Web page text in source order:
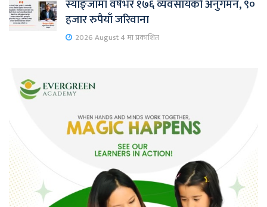
स्याङ्जामा वर्षभर १७६ व्यवसायको अनुगमन, ९०
हजार रुपैयाँ जरिवाना
2026 August 4 मा प्रकाशित